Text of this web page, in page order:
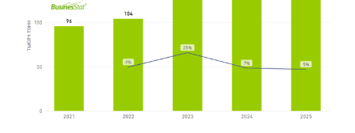
газов в Кемеровской области и прилегающих
субъектах федерации являются: КАО «Азот», ПО
«Кокс», АО «СИБЭР», АО «Механический завод»,
ООО «Химпром», предприятия «Сибирской
предприятия Кузбасского отделения Западно-